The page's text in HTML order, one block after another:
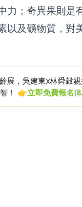
力；奇異果則是
及礦物質，對
展，吳建東x林舜穀
！ 👉立即免費報名